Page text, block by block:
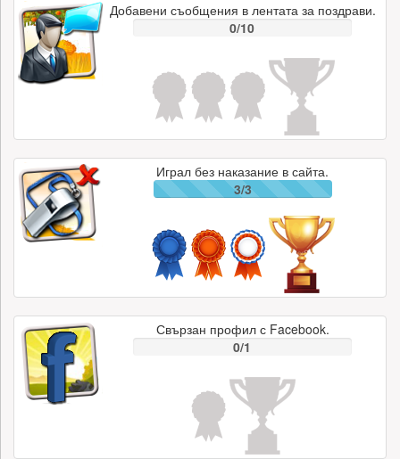
Добавени съобщения в лентата за поздрави.
0/10
Играл без наказание в сайта.
3/3
Свързан профил с Facebook.
0/1